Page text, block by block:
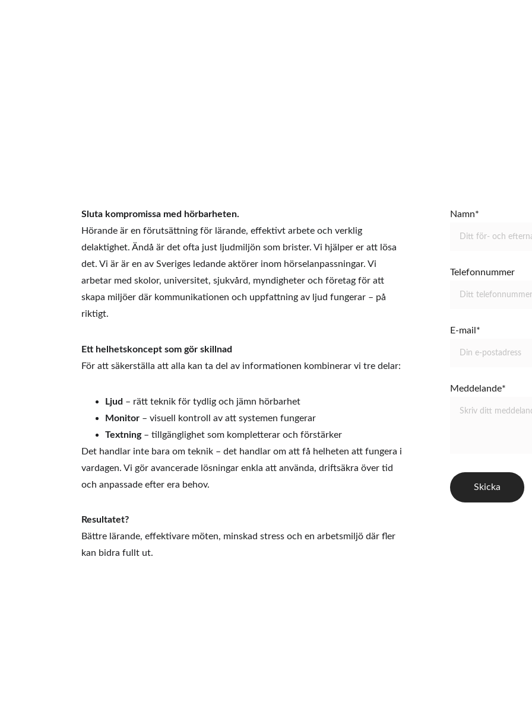
Namn*
Telefonnummer
E-mail*
Meddelande*
Skicka
Sluta kompromissa med hörbarheten.
Hörande är en förutsättning för lärande, effektivt arbete och verklig
delaktighet. Ändå är det ofta just ljudmiljön som brister. Vi hjälper er att lösa
det. Vi är är en av Sveriges ledande aktörer inom hörselanpassningar. Vi
arbetar med skolor, universitet, sjukvård, myndigheter och företag för att
skapa miljöer där kommunikationen och uppfattning av ljud fungerar – på
riktigt.
Ett helhetskoncept som gör skillnad
För att säkerställa att alla kan ta del av informationen kombinerar vi tre delar:
Ljud – rätt teknik för tydlig och jämn hörbarhet
Monitor – visuell kontroll av att systemen fungerar
Textning – tillgänglighet som kompletterar och förstärker
Det handlar inte bara om teknik – det handlar om att få helheten att fungera i
vardagen. Vi gör avancerade lösningar enkla att använda, driftsäkra över tid
och anpassade efter era behov.
Resultatet?
Bättre lärande, effektivare möten, minskad stress och en arbetsmiljö där fler
kan bidra fullt ut.